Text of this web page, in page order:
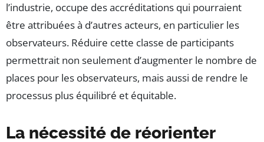
l’industrie, occupe des accréditations qui pourraient
être attribuées à d’autres acteurs, en particulier les
observateurs. Réduire cette classe de participants
permettrait non seulement d’augmenter le nombre de
places pour les observateurs, mais aussi de rendre le
processus plus équilibré et équitable.
La nécessité de réorienter